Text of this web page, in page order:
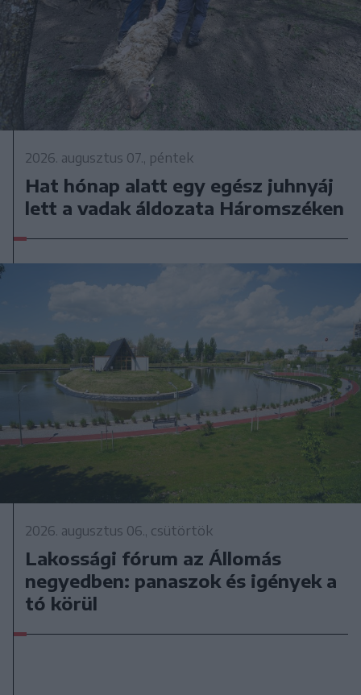
2026. augusztus 07., péntek
Hat hónap alatt egy egész juhnyáj
lett a vadak áldozata Háromszéken
2026. augusztus 06., csütörtök
Lakossági fórum az Állomás
negyedben: panaszok és igények a
tó körül